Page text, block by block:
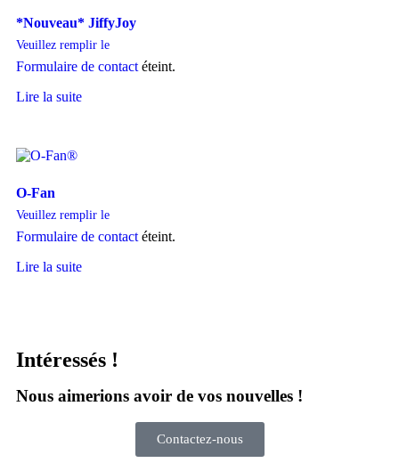
*Nouveau* JiffyJoy
Veuillez remplir le
Formulaire de contact éteint.
Lire la suite
O-Fan
Veuillez remplir le
Formulaire de contact éteint.
Lire la suite
Intéressés !
Nous aimerions avoir de vos nouvelles !
Contactez-nous